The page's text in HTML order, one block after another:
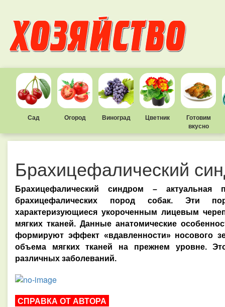
Сад Огород Виноград Цветник
Готовим
вкусно
Брахицефалический
Брахицефалический синдром –
брахицефалических пород собак.
Эти
характеризующиеся укороченным лицевым
мягких тканей. Данные анатомические
формируют эффект «вдавленности» носового
объема мягких тканей на прежнем уровне.
различных заболеваний.
СПРАВКА ОТ АВТОРА